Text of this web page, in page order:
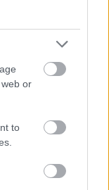
or
to
Mindenki
kiment a kis
csak
tudja